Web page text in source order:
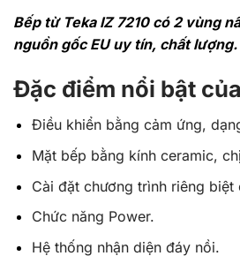
Bếp từ Teka IZ 7210 có 2 vùng
nguồn gốc EU uy tín, chất lượng.
Đặc điểm nổi bật
Điều khiển bằng cảm ứng,
Mặt bếp bằng kính ceramic,
Cài đặt chương trình riêng biệt
Chức năng Power.
Hệ thống nhận diện đáy nồi.